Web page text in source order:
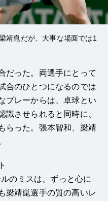
靖崑だが、大事な場面では1
だった。両選手にとって
合のひとつになるのでは
プレーからは、卓球とい
識させられると同時に、
らった。張本智和、梁靖
のミスは、ずっと心に
梁靖崑選手の質の高いレ